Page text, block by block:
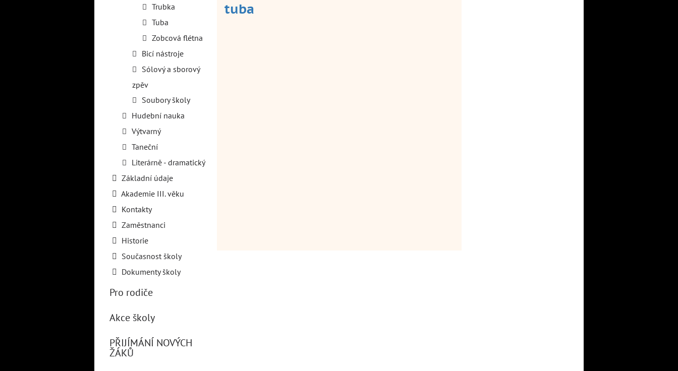
Trubka
Tuba
Zobcová flétna
Bicí nástroje
Sólový a sborový
zpěv
Soubory školy
Hudební nauka
Výtvarný
Taneční
Literárně - dramatický
Základní údaje
Akademie III. věku
Kontakty
Zaměstnanci
Historie
Současnost školy
Dokumenty školy
Pro rodiče
Akce školy
PŘIJÍMÁNÍ NOVÝCH
ŽÁKŮ
tuba